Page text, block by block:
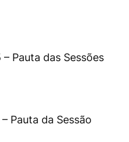
Pauta das Sessões
Pauta da Sessão